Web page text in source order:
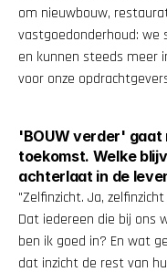
om nieuwbouw,
vastgoedonderhoud: we
en kunnen steeds meer
voor onze
'BOUW verder' gaat
toekomst. Welke
achterlaat in de
"Zelfinzicht. Ja,
Dat iedereen die bij ons
ben ik goed in? En wat
dat inzicht de rest van